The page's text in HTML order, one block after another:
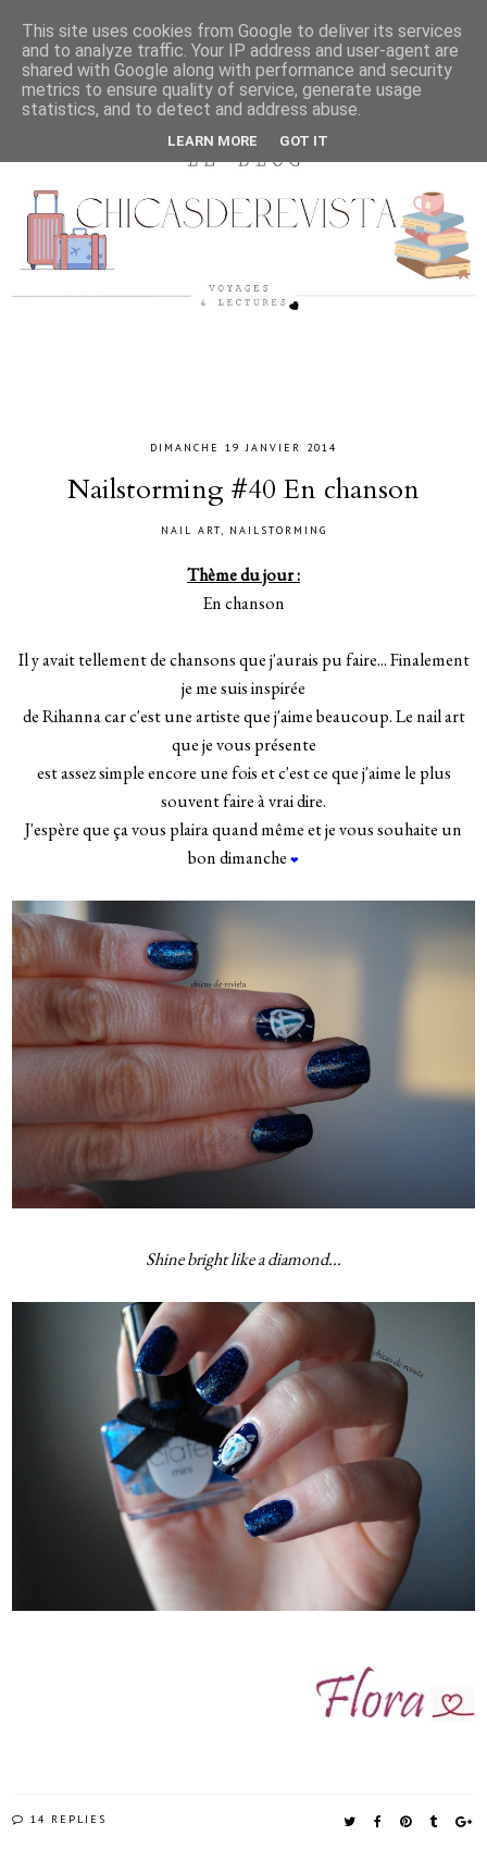
DIMANCHE 19 JANVIER 2014
Nailstorming #40 En chanson
NAIL ART, NAILSTORMING
Thème du jour :
En chanson
Il y avait tellement de chansons que j'aurais pu faire... Finalement
je me suis inspirée
de Rihanna car c'est une artiste que j'aime beaucoup. Le nail art
que je vous présente
est assez simple encore une fois et c'est ce que j'aime le plus
souvent faire à vrai dire.
J'espère que ça vous plaira quand même et je vous souhaite un
bon dimanche ❤
Shine bright like a diamond...
14 REPLIES
This site uses cookies from Google to deliver its services
and to analyze traffic. Your IP address and user-agent are
shared with Google along with performance and security
metrics to ensure quality of service, generate usage
statistics, and to detect and address abuse.
LEARN MORE GOT IT